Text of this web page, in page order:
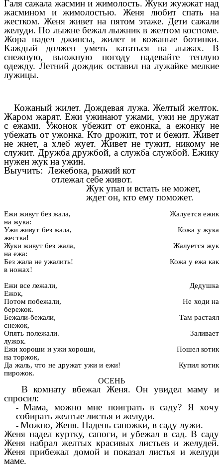
Галя сажала жасмин и жимолость. Жуки жужжат над
жасмином и жимолостью. Женя любит спать на
жестком. Женя живет на пятом этаже. Дети сажали
желуди. По лыжне бежал лыжник в желтом костюме.
Жора надел джинсы, жилет и кожаные ботинки.
Каждый должен уметь кататься на лыжах. В
снежную, вьюжную погоду надевайте теплую
одежду. Летний дождик оставил на лужайке мелкие
лужицы.
Кожаный жилет. Дождевая лужа. Желтый желток.
Жаром жарят. Ежи ужинают ужами, ужи не дружат
с ежами. Ужонок убежит от ежонка, а ежонку не
убежать от ужонка. Кто дрожит, тот и бежит. Живет
не жнет, а хлеб жует. Живет не тужит, никому не
служит. Дружба дружбой, а служба службой. Ежику
нужен жук на ужин.
Выучить: Лежебока, рыжий кот
отлежал себе живот.
Жук упал и встать не может,
ждет он, кто ему поможет.
Ежи живут без жала, Жалуется ежик
на жука:
Ужи живут без жала, Кожа у жука
жестка!
Жуки живут без жала, Жалуется жук
на ежа:
Без жала не ужалить! Кожа у ежа как
в ножах!
Ежи все лежали, Дедушка
Ежок,
Потом побежали, Не ходи на
бережок.
Бежали-бежали, Там растаял
снежок,
Опять полежали. Заливает
лужок.
Ежи хороши и ужи хороши, Пошел котик
на торжок,
Да жаль, что не дружат ужи и ежи! Купил котик
пирожок.
ОСЕНЬ
В комнату вбежал Женя. Он увидел маму и
спросил:
Мама, можно мне поиграть в саду? Я хочу
собирать желтые листья и желуди.
Можно, Женя. Надень сапожки, в саду лужи.
Женя надел куртку, сапоги, и убежал в сад. В саду
Женя набрал желтых красивых листьев и желудей.
Женя прибежал домой и показал листья и желуди
маме.